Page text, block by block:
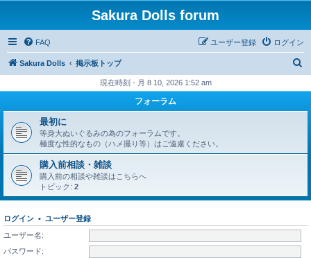
Sakura Dolls forum
FAQ ログイン
ユーザー登録
Sakura Dolls 掲示板トップ
現在時刻 - 月 8 10, 2026 1:52 am
フォーラム
最初に
等身大ぬいぐるみの為のフォーラムです。
極度な性的なもの（ハメ撮り等）はご遠慮ください。
購入前相談・雑談
購入前の相談や雑談はこちらへ
トピック: 2
ログイン • ユーザー登録
ユーザー名:
パスワード: